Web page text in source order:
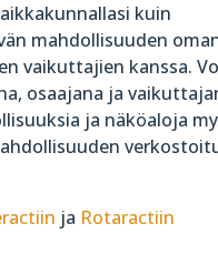
kuin
mahdollisuuden
vaikuttajien kanssa.
osaajana ja
ja näköaloja
ja Rotaractiin